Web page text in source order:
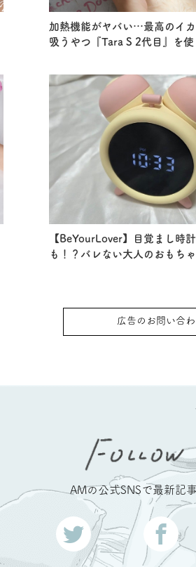
加熱機能がヤバい…最高のイ
吸うやつ『Tara S 2代目』を使
【BeYourLover】目覚まし時
も！？バレない大人のおもち
広告のお問い合
AMの公式SNSで最新記